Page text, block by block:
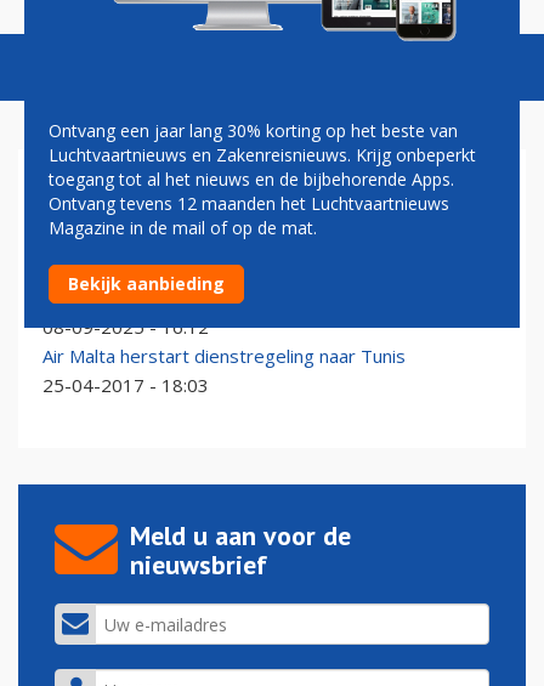
TUNIS
Twee Amerikanen die naar Nice wilden landden in
Tunis
08-09-2025 - 16:12
Air Malta herstart dienstregeling naar Tunis
25-04-2017 - 18:03
Meld u aan voor de
nieuwsbrief
Ontvang een jaar lang 30% korting op het beste van
Luchtvaartnieuws en Zakenreisnieuws. Krijg onbeperkt
toegang tot al het nieuws en de bijbehorende Apps.
Ontvang tevens 12 maanden het Luchtvaartnieuws
Magazine in de mail of op de mat.
Bekijk aanbieding